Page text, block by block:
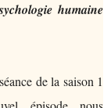
humaine
de la saison 1